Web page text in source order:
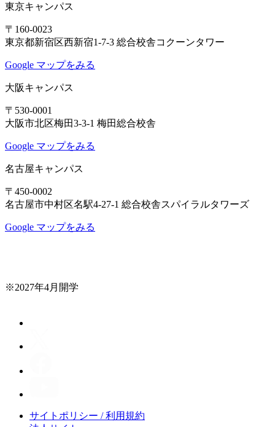
東京キャンパス
〒160-0023
東京都新宿区西新宿1-7-3 総合校舎コクーンタワー
Google マップをみる
大阪キャンパス
〒530-0001
大阪市北区梅田3-3-1 梅田総合校舎
Google マップをみる
名古屋キャンパス
〒450-0002
名古屋市中村区名駅4-27-1 総合校舎スパイラルタワーズ
Google マップをみる
※2027年4月開学
サイトポリシー / 利用規約